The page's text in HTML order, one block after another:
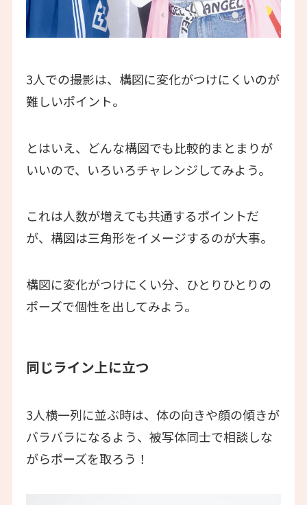
3人での撮影は、構図に変化がつけにくいのが
難しいポイント。
とはいえ、どんな構図でも比較的まとまりが
いいので、いろいろチャレンジしてみよう。
これは人数が増えても共通するポイントだ
が、構図は三角形をイメージするのが大事。
構図に変化がつけにくい分、ひとりひとりの
ポーズで個性を出してみよう。
同じライン上に立つ
3人横一列に並ぶ時は、体の向きや顔の傾きが
バラバラになるよう、被写体同士で相談しな
がらポーズを取ろう！